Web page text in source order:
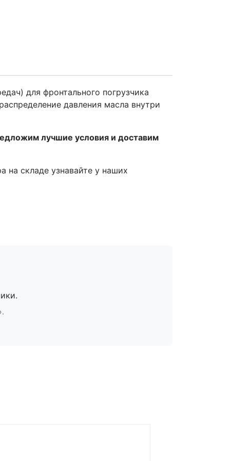
для фронтального погрузчика
давления масла внутри
лучшие условия и доставим
на складе узнавайте у наших